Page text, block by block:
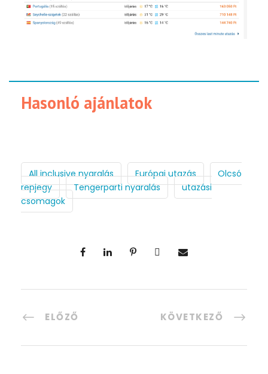
Hasonló ajánlatok
All inclusive nyaralás Európai utazás
Olcsó
repjegy
Tengerparti nyaralás
utazási
csomagok
ELŐZŐ KÖVETKEZŐ